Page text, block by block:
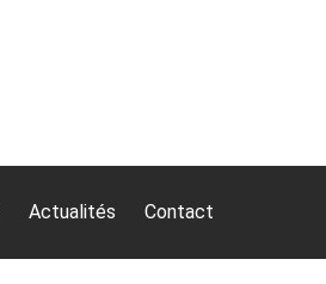
Actualités Contact